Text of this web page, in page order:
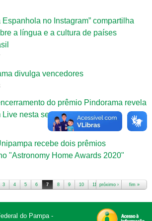
Espanhola no Instagram” compartilha
a língua e a cultura de países
divulga vencedores
do prêmio Pindorama revela
nesta sexta-feira (26)
recebe dois prêmios
"Astronomy Home Awards 2020"
3 4 5 6 7 8 9 10 11 …
próximo › fim »
do Pampa -